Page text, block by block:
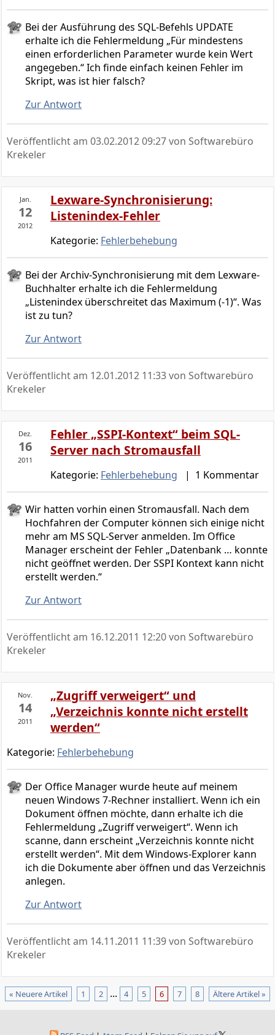
Bei der Ausführung des SQL-Befehls UPDATE
erhalte ich die Fehlermeldung „Für mindestens
einen erforderlichen Parameter wurde kein Wert
angegeben.“ Ich finde einfach keinen Fehler im
Skript, was ist hier falsch?
Zur Antwort
Veröffentlicht am 03.02.2012 09:27von Softwarebüro
Krekeler
Jan.
12
2012
Lexware-Synchronisierung:
Listenindex-Fehler
Kategorie: Fehlerbehebung
Bei der Archiv-Synchronisierung mit dem Lexware-
Buchhalter erhalte ich die Fehlermeldung
„Listenindex überschreitet das Maximum (-1)“. Was
ist zu tun?
Zur Antwort
Veröffentlicht am 12.01.2012 11:33von Softwarebüro
Krekeler
Dez.
16
2011
Fehler „SSPI-Kontext“ beim SQL-
Server nach Stromausfall
Kategorie: Fehlerbehebung | 1 Kommentar
Wir hatten vorhin einen Stromausfall. Nach dem
Hochfahren der Computer können sich einige nicht
mehr am MS SQL-Server anmelden. Im Office
Manager erscheint der Fehler „Datenbank … konnte
nicht geöffnet werden. Der SSPI Kontext kann nicht
erstellt werden.“
Zur Antwort
Veröffentlicht am 16.12.2011 12:20von Softwarebüro
Krekeler
Nov.
14
2011
„Zugriff verweigert“ und
„Verzeichnis konnte nicht erstellt
werden“
Kategorie: Fehlerbehebung
Der Office Manager wurde heute auf meinem
neuen Windows 7-Rechner installiert. Wenn ich ein
Dokument öffnen möchte, dann erhalte ich die
Fehlermeldung „Zugriff verweigert“. Wenn ich
scanne, dann erscheint „Verzeichnis konnte nicht
erstellt werden“. Mit dem Windows-Explorer kann
ich die Dokumente aber öffnen und das Verzeichnis
anlegen.
Zur Antwort
Veröffentlicht am 14.11.2011 11:39von Softwarebüro
Krekeler
« Neuere Artikel 1 2 ... 4 5 6 7 8 Ältere Artikel »